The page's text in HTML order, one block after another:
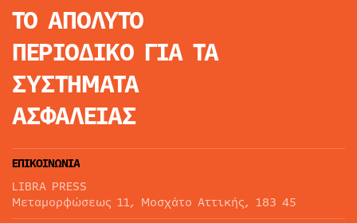
ΤΟ ΑΠΟΛΥΤΟ
ΠΕΡΙΟΔΙΚΟ ΓΙΑ ΤΑ
ΣΥΣΤΗΜΑΤΑ
ΑΣΦΑΛΕΙΑΣ
ΕΠΙΚΟΙΝΩΝΙΑ
LIBRA PRESS
Μεταμορφώσεως 11, Μοσχάτο Αττικής, 183 45